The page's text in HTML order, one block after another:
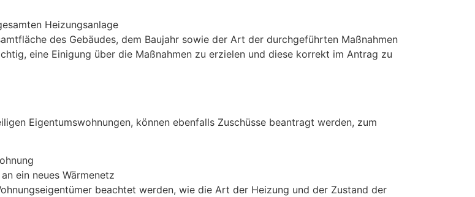
Heizungsanlage
des Gebäudes, dem Baujahr sowie der Art der durchgeführten Maßnahmen
eine Einigung über die Maßnahmen zu erzielen und diese korrekt im Antrag zu
Eigentumswohnungen, können ebenfalls Zuschüsse beantragt werden, zum
ein neues Wärmenetz
beachtet werden, wie die Art der Heizung und der Zustand der